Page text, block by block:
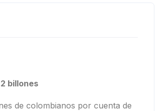
billones
de colombianos por cuenta de